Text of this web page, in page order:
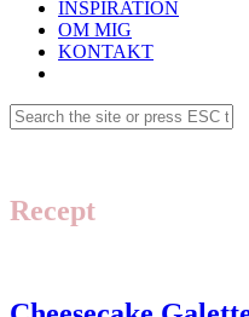
INSPIRATION
OM MIG
KONTAKT
Recept